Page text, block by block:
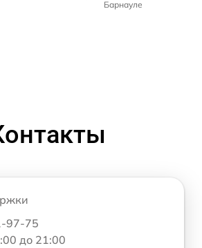
Барнауле
97-75
до 21:00